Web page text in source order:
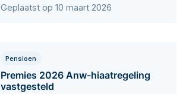
Geplaatst op 10 maart 2026
Pensioen
Premies 2026 Anw-hiaatregeling
vastgesteld